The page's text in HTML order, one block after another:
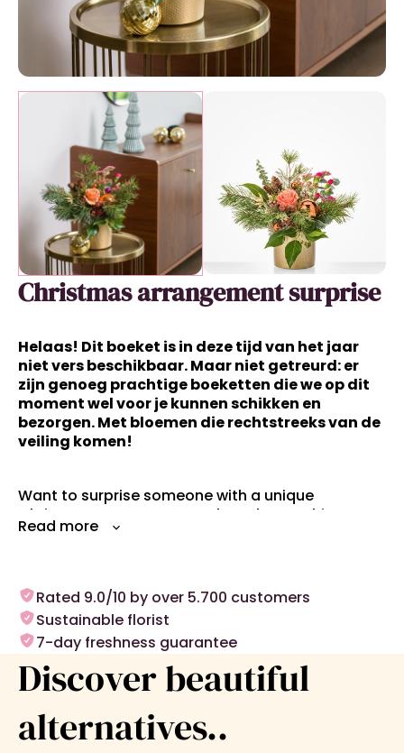
Christmas arrangement surprise
Helaas! Dit boeket is in deze tijd van het jaar
niet vers beschikbaar. Maar niet getreurd: er
zijn genoeg prachtige boeketten die we op dit
moment wel voor je kunnen schikken en
bezorgen. Met bloemen die rechtstreeks van de
veiling komen!
Want to surprise someone with a unique
Christmas arrangement? Then choose this
Christmas arrangement surprise. The Christmas
fruit that are available at that moment. This
makes each individual Christmas arrangement a
unique surprise of the highest quality. And
because you never know in advance what the
arrangement will look like, it also makes a really
cool gift for yourself!
Rated 9.0/10 by over 5.700 customers
Sustainable florist
7-day freshness guarantee
Discover beautiful
alternatives..